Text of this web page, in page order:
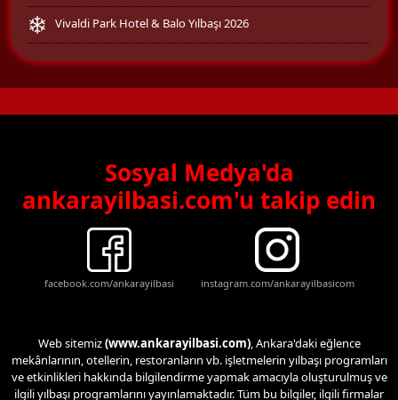
Vivaldi Park Hotel & Balo Yılbaşı 2026
Sosyal Medya'da
ankarayilbasi.com'u takip edin
facebook.com/ankarayilbasi instagram.com/ankarayilbasicom
Web sitemiz(www.ankarayilbasi.com), Ankara'daki eğlence
mekânlarının, otellerin, restoranların vb. işletmelerin yılbaşı programları
ve etkinlikleri hakkında bilgilendirme yapmak amacıyla oluşturulmuş ve
ilgili yılbaşı programlarını yayınlamaktadır. Tüm bu bilgiler, ilgili firmalar